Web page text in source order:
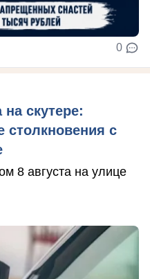
0
скутере:
столкновения с
8 августа на улице